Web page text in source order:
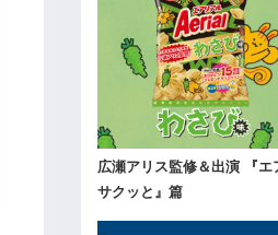
広瀬アリス監修＆出演 『
サクッと』篇